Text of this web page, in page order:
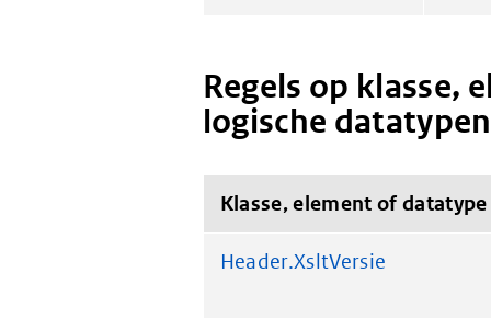
Regels op klasse,
logische datatypen
Klasse, element of datatype
Header.XsltVersie